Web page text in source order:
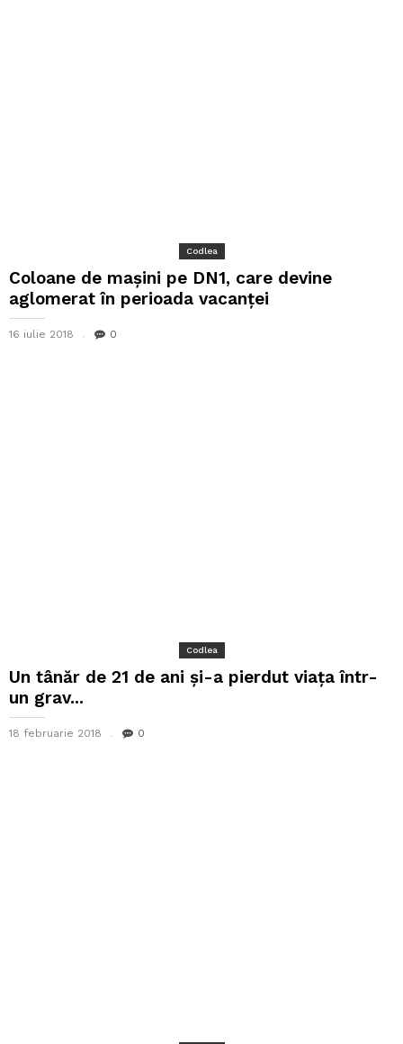
Codlea
Coloane de mașini pe DN1, care devine
aglomerat în perioada vacanței
16 iulie 2018 0
Codlea
Un tânăr de 21 de ani și-a pierdut viața într-
un grav...
18 februarie 2018 0